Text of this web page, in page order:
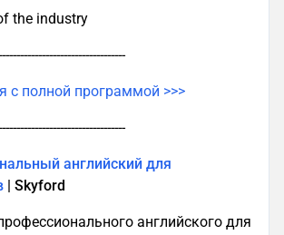
the industry
с полной программой >>>
английский для
| Skyford
английского для